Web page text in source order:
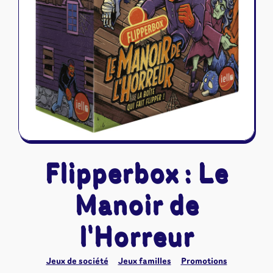
Naruto Mythos
Autres
Tapis de jeu
Flipperbox : Le
Manoir de
l'Horreur
Jeux de société Jeux familles Promotions